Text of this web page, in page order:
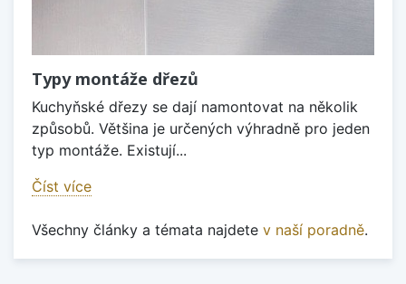
Typy montáže dřezů
Kuchyňské dřezy se dají namontovat na několik
způsobů. Většina je určených výhradně pro jeden
typ montáže. Existují...
Číst více
Všechny články a témata najdete v naší poradně.